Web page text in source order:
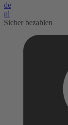
de
nl
Sicher bezahlen